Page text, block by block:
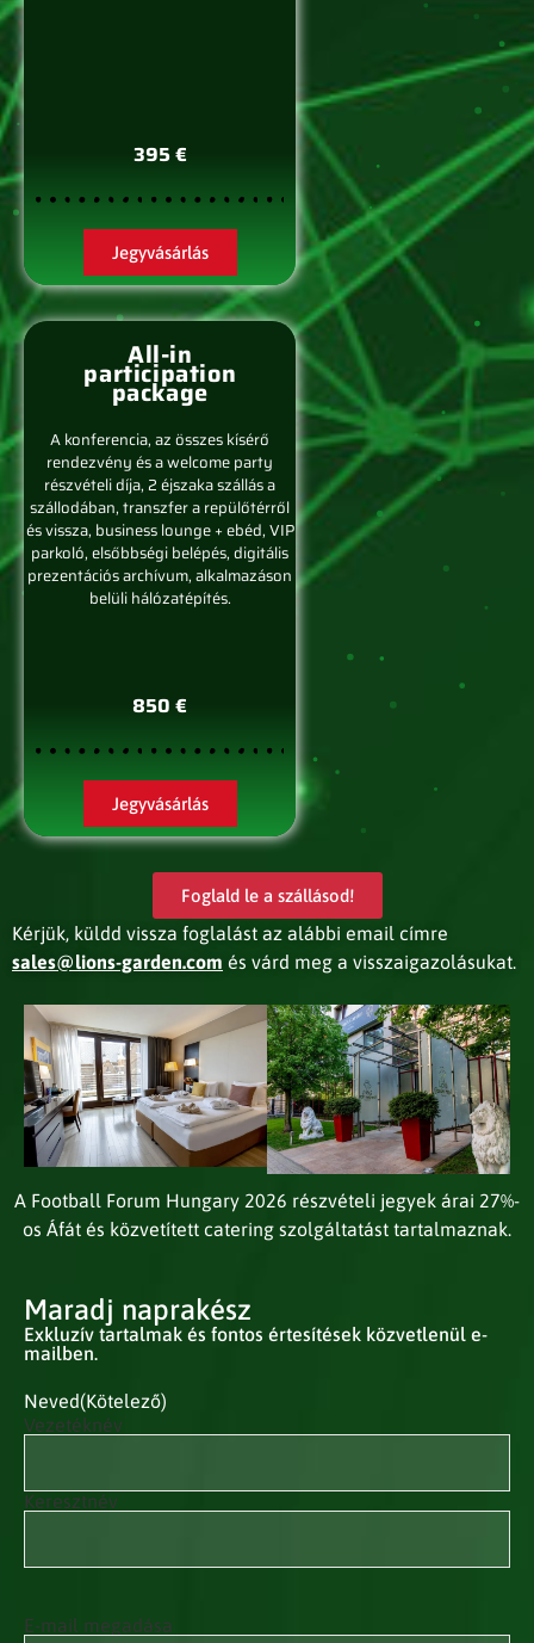
395 €
Jegyvásárlás
All-in
participation
package
A konferencia, az összes kísérő
rendezvény és a welcome party
részvételi díja, 2 éjszaka szállás a
szállodában, transzfer a repülőtérről
és vissza, business lounge + ebéd, VIP
parkoló, elsőbbségi belépés, digitális
prezentációs archívum, alkalmazáson
belüli hálózatépítés.
850 €
Jegyvásárlás
Foglald le a szállásod!
Kérjük, küldd vissza foglalást az alábbi email címre
sales@lions-garden.com és várd meg a visszaigazolásukat.
A Football Forum Hungary 2026 részvételi jegyek árai 27%-
os Áfát és közvetített catering szolgáltatást tartalmaznak.
Maradj naprakész
Exkluzív tartalmak és fontos értesítések közvetlenül e-
mailben.
Neved(Kötelező)
Vezetéknév
Keresztnév
E-mail
E-mail megadása